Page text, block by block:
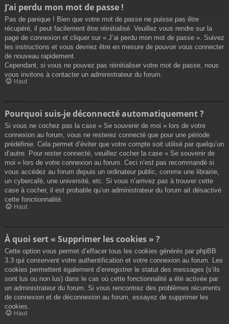
J’ai perdu mon mot de passe !
Pas de panique ! Bien que votre mot de passe ne puisse pas être
récupéré, il peut facilement être réinitialisé. Veuillez vous rendre sur la
page de connexion et cliquer sur « J’ai perdu mon mot de passe ». Suivez
les instructions et vous devriez être en mesure de pouvoir vous connecter
de nouveau rapidement.
Cependant, si vous ne pouvez pas réinitialiser votre mot de passe, nous
vous invitons à contacter un administrateur du forum.
Haut
Pourquoi suis-je déconnecté automatiquement ?
Si vous ne cochez pas la case « Se souvenir de moi » lors de votre
connexion au forum, vous ne resterez connecté que pour une période
prédéfinie. Cela permet d’éviter que votre compte soit utilisé par quelqu’un
d’autre. Pour rester connecté, veuillez cocher la case « Se souvenir de
moi » lors de votre connexion au forum. Ceci n’est pas recommandé si
vous accédez au forum depuis un ordinateur public, comme une librairie,
un cybercafé, une université, etc. Si vous n’arrivez pas à trouver cette
case à cocher, il est probable qu’un administrateur du forum ait désactivé
cette fonctionnalité.
Haut
À quoi sert « Supprimer les cookies » ?
Cette option vous permet d’effacer tous les cookies générés par phpBB
3.3 qui conservent votre authentification et votre connexion au forum. Les
cookies permettent également d’enregistrer le statut des messages (s’ils
sont lus ou non lus) dans le cas où cette fonctionnalité a été activée par
un administrateur du forum. Si vous rencontrez des problèmes récurrents
de connexion et de déconnexion au forum, essayez de supprimer les
cookies.
Haut